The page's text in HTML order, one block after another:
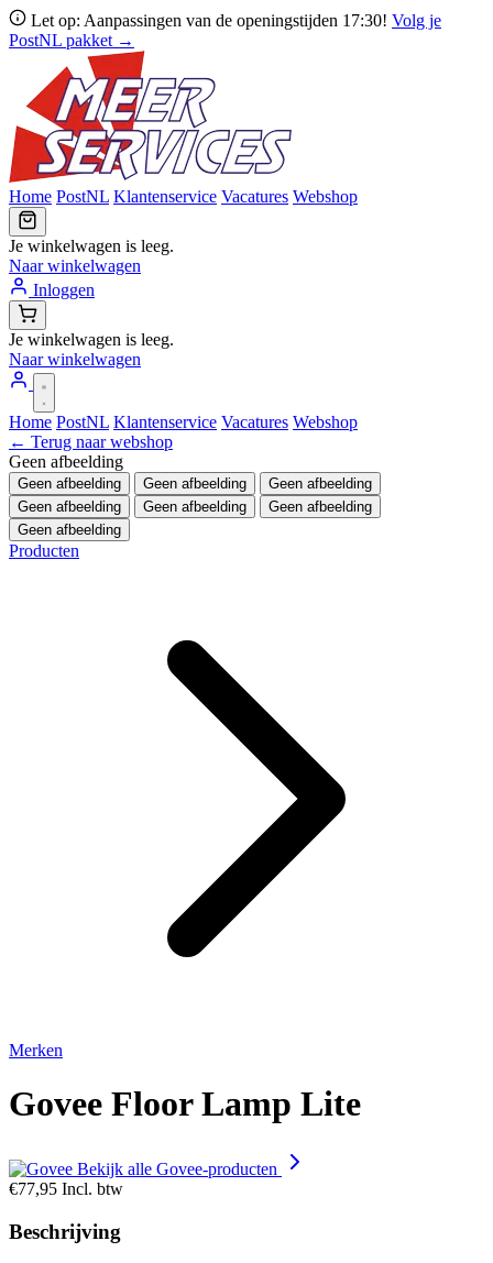
Let op: Aanpassingen van de openingstijden 17:30! Volg je
PostNL pakket →
Home PostNL Klantenservice Vacatures Webshop
Je winkelwagen is leeg.
Naar winkelwagen
Inloggen
Je winkelwagen is leeg.
Naar winkelwagen
Home PostNL Klantenservice Vacatures Webshop
← Terug naar webshop
Geen afbeelding
Geen afbeelding Geen afbeelding
Geen afbeelding
Geen afbeelding
Geen afbeelding
Geen afbeelding
Geen afbeelding
Producten
Merken
Govee Floor Lamp Lite
Bekijk alle Govee-producten
€77,95 Incl. btw
Beschrijving